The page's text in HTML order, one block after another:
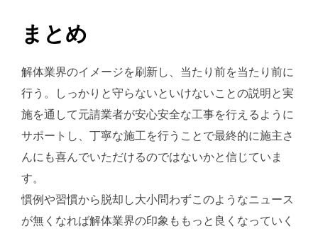
まとめ
解体業界のイメージを刷新し、当たり前を当たり前に
行う。しっかりと守らないといけないことの説明と実
施を通して元請業者が安心安全な工事を行えるように
サポートし、丁寧な施工を行うことで最終的に施主さ
んにも喜んでいただけるのではないかと信じていま
す。
慣例や習慣から脱却し大小問わずこのようなニュース
が無くなれば解体業界の印象ももっと良くなっていく